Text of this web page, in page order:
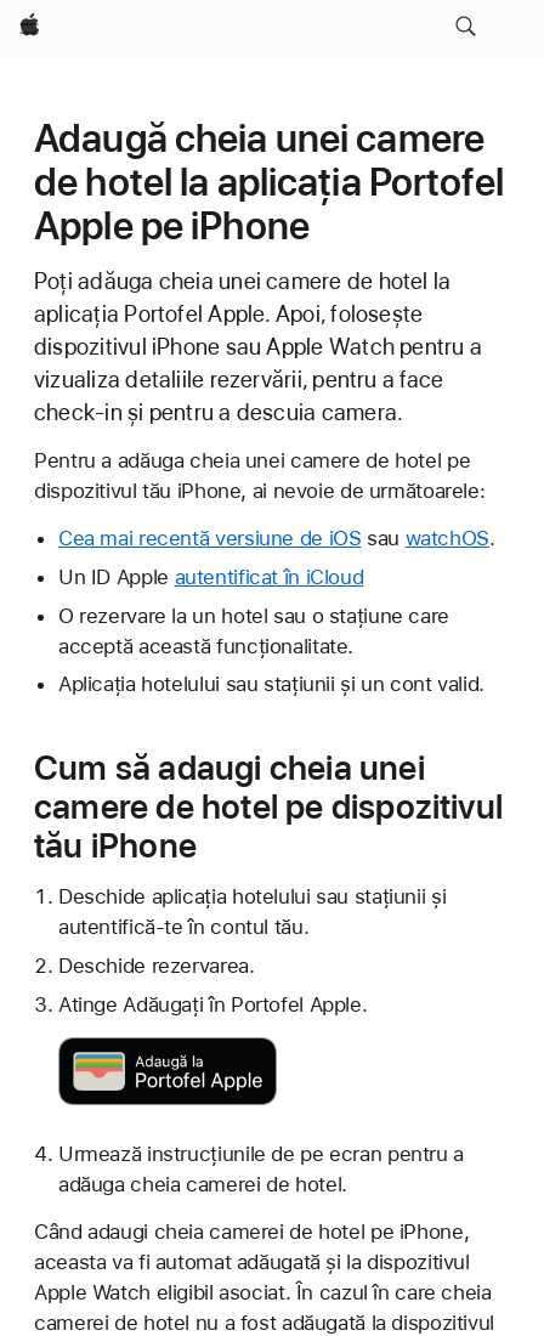
Apple
Adaugă cheia unei camere
de hotel la aplicația Portofel
Apple pe iPhone
Poți adăuga cheia unei camere de hotel la
aplicația Portofel Apple. Apoi, folosește
dispozitivul iPhone sau Apple Watch pentru a
vizualiza detaliile rezervării, pentru a face
check-in și pentru a descuia camera.
Pentru a adăuga cheia unei camere de hotel pe
dispozitivul tău iPhone, ai nevoie de următoarele:
Cea mai recentă versiune de iOS sau watchOS.
Un ID Apple autentificat în iCloud
O rezervare la un hotel sau o stațiune care
acceptă această funcționalitate.
Aplicația hotelului sau stațiunii și un cont valid.
Cum să adaugi cheia unei
camere de hotel pe dispozitivul
tău iPhone
Deschide aplicația hotelului sau stațiunii și
autentifică-te în contul tău.
Deschide rezervarea.
Atinge Adăugați în Portofel Apple.
Urmează instrucțiunile de pe ecran pentru a
adăuga cheia camerei de hotel.
Când adaugi cheia camerei de hotel pe iPhone,
aceasta va fi automat adăugată și la dispozitivul
Apple Watch eligibil asociat. În cazul în care cheia
camerei de hotel nu a fost adăugată la dispozitivul